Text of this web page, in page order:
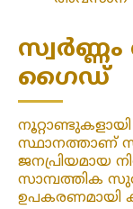
ഗൈഡ്
സ്ഥാനത്താണ്
ജനപ്രിയമായ
സാമ്പത്തിക
ഉപകരണമായി